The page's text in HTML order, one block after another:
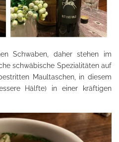
Schwaben, daher stehen im
schwäbische Spezialitäten auf
Maultaschen, in diesem
Hälfte) in einer kräftigen